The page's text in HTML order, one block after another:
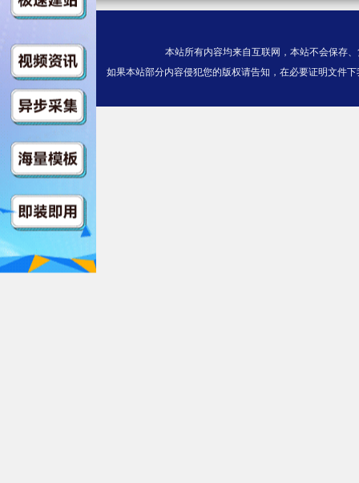
本站所有内容均来自互联网，本站不会保存
如果本站部分内容侵犯您的版权请告知，在必要证明文件